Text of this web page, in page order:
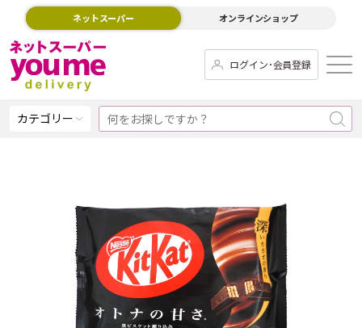
ネットスーパー オンラインショップ
ログイン･会員登録
カテゴリー